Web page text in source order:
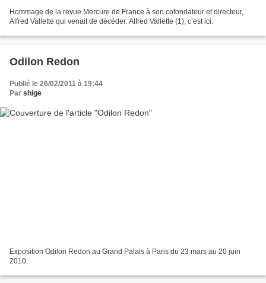
Hommage de la revue Mercure de France à son cofondateur et directeur,
Alfred Vallette qui venait de décéder. Alfred Vallette (1), c’est ici.
Odilon Redon
Publié le 26/02/2011 à 19:44
Par shige
Exposition Odilon Redon au Grand Palais à Paris du 23 mars au 20 juin
2010.